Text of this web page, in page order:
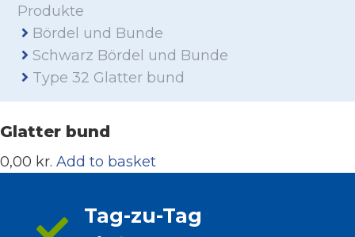
Produkte
Bördel und Bunde
Schwarz Bördel und Bunde
Type 32 Glatter bund
Glatter bund
0,00 kr. Add to basket
Tag-zu-Tag